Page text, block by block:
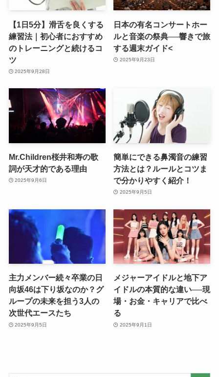
【1日5分】滑舌を良くする
練習法｜初心者におすすめ
のトレーニングと続けるコ
ツ
2025年9月28日
日本の有名コンサートホー
ルと音楽の祭典──響きで旅
する週末ガイド<
2025年9月23日
Mr.Children桜井和寿の歌
詞が天才的である理由
2025年9月6日
簡単にできる鼻濁音の練習
方法とは？ルールとコツま
で分かりやすく紹介！
2025年9月5日
主力メンバー続々卒業の日
向坂46は下り坂なのか？グ
ループの未来を担う3人の
次世代エースたち
2025年9月5日
メジャーアイドルと地下ア
イドルの本質的な違い──現
場・お金・キャリアで比べ
る
2025年9月1日